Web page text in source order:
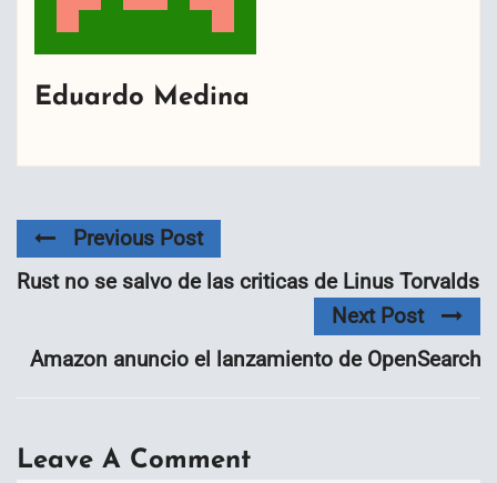
Eduardo Medina
Previous Post
Rust no se salvo de las criticas de Linus Torvalds
Next Post
Amazon anuncio el lanzamiento de OpenSearch
Leave A Comment